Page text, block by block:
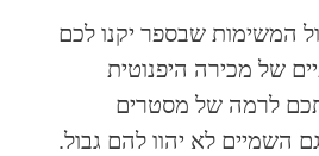
המשימות שבספר יקנו לכם
של מכירה היפנוטית
לרמה של מסטרים
השמיים לא יהוו להם גבול.